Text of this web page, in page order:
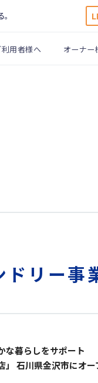
利用者様へ オーナー
ドリー事
な暮らしをサポート
」 石川県金沢市にオー